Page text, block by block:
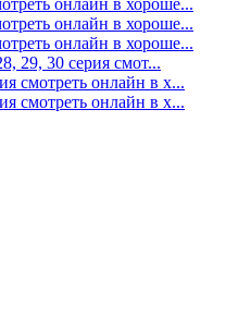
онлайн в хороше...
онлайн в хороше...
29, 30 серия смот...
смотреть онлайн в х...
смотреть онлайн в х...